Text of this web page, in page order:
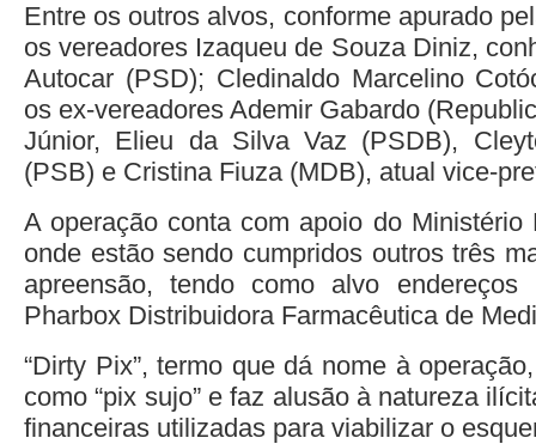
Entre os outros alvos, conforme apurado
os vereadores Izaqueu de Souza Diniz,
Autocar (PSD); Cledinaldo Marcelino
os ex-vereadores Ademir Gabardo
Júnior, Elieu da Silva Vaz (PSDB),
(PSB) e Cristina Fiuza (MDB), atual vice-
A operação conta com apoio do Ministério
onde estão sendo cumpridos outros três
apreensão, tendo como alvo endereços
Pharbox Distribuidora Farmacêutica de
“Dirty Pix”, termo que dá nome à
como “pix sujo” e faz alusão à natureza
financeiras utilizadas para viabilizar o